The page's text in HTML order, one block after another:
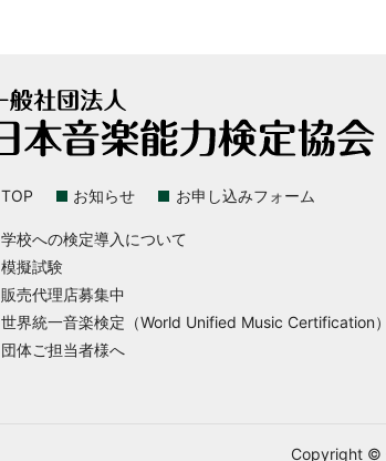
TOP お知らせ お申し込みフォーム
学校への検定導入について
模擬試験
販売代理店募集中
世界統一音楽検定（World Unified Music Certification）
団体ご担当者様へ
Copyright ©